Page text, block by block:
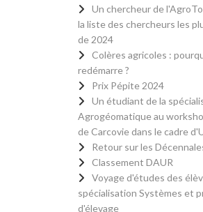
Un chercheur de
la liste des chercheurs les
de 2024
Colères agricoles :
redémarre ?
Prix Pépite 2024
Un étudiant de la
Agrogéomatique au
de Carcovie dans le cadre
Retour sur les
Classement DAUR
Voyage d'études des
spécialisation Systèmes et
d'élevage